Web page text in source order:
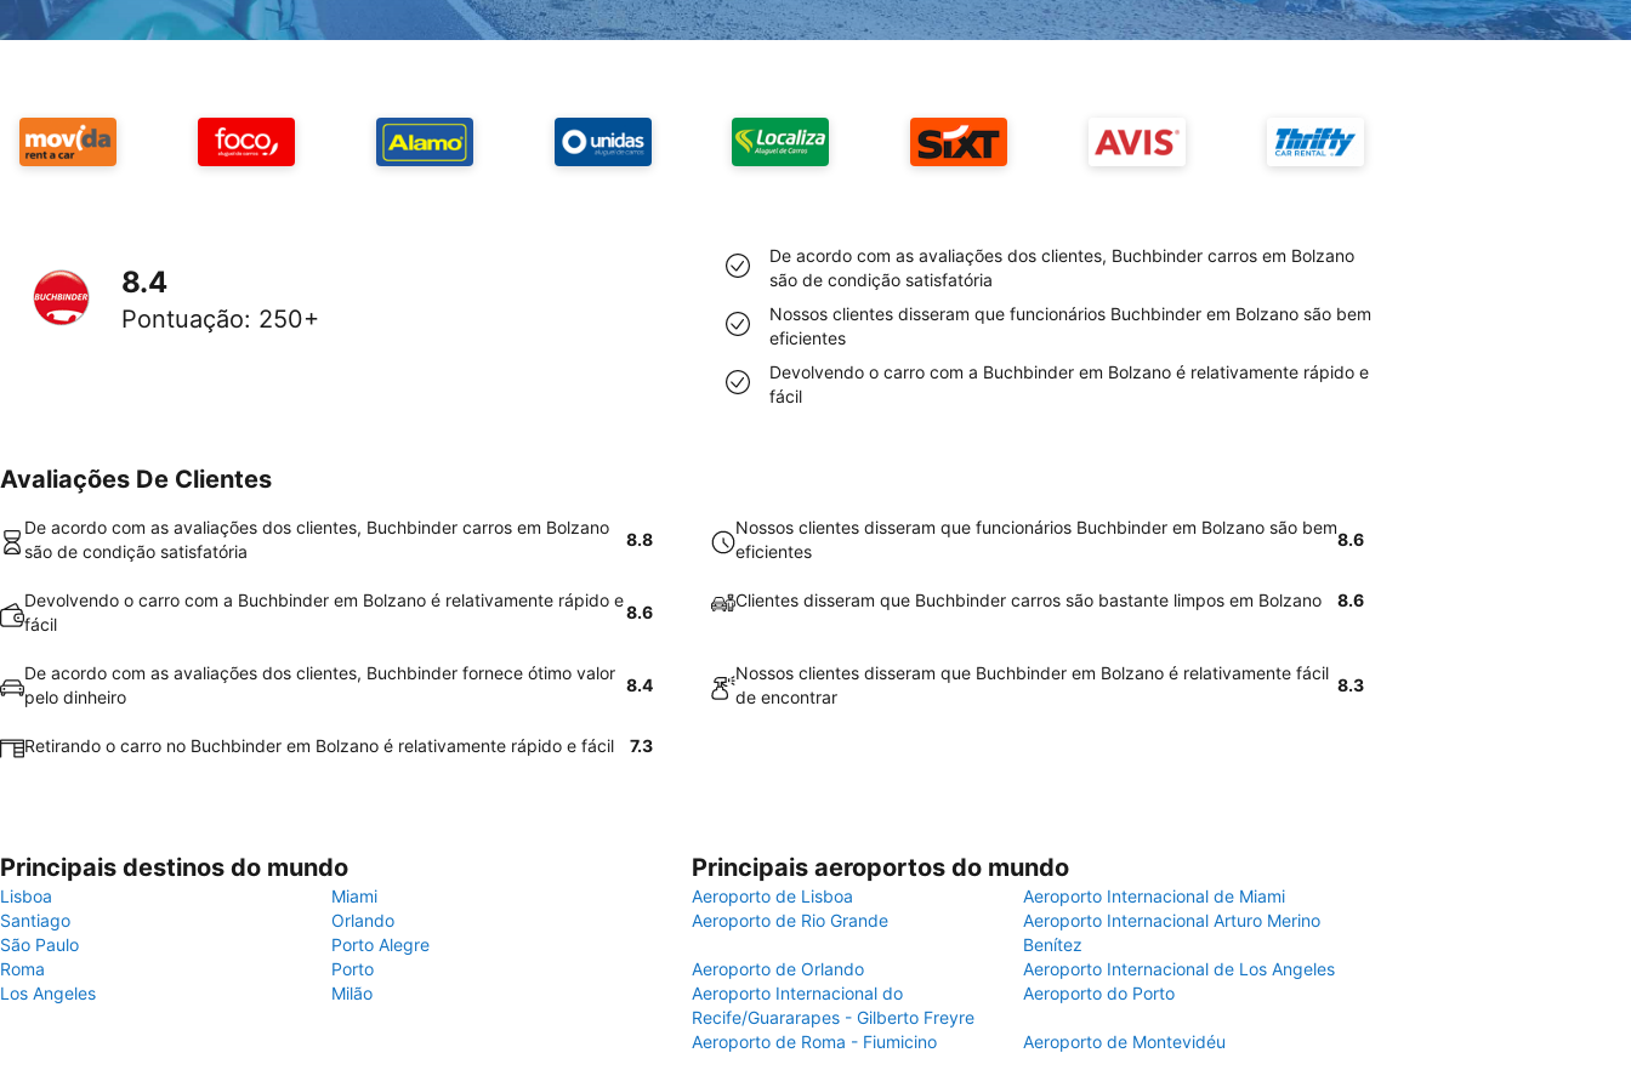
8.4
Pontuação: 250+
De acordo com as avaliações dos clientes, Buchbinder carros em Bolzano
são de condição satisfatória
Nossos clientes disseram que funcionários Buchbinder em Bolzano são bem
eficientes
Devolvendo o carro com a Buchbinder em Bolzano é relativamente rápido e
fácil
Avaliações De Clientes
De acordo com as avaliações dos clientes, Buchbinder carros em Bolzano
são de condição satisfatória
8.8
Nossos clientes disseram que funcionários Buchbinder em Bolzano são bem
eficientes
8.6
Devolvendo o carro com a Buchbinder em Bolzano é relativamente rápido e
fácil
8.6
Clientes disseram que Buchbinder carros são bastante limpos em Bolzano 8.6
De acordo com as avaliações dos clientes, Buchbinder fornece ótimo valor
pelo dinheiro
8.4
Nossos clientes disseram que Buchbinder em Bolzano é relativamente fácil
de encontrar
8.3
Retirando o carro no Buchbinder em Bolzano é relativamente rápido e fácil 7.3
Principais destinos do mundo
Lisboa
Miami
Santiago
Orlando
São Paulo
Porto Alegre
Roma
Porto
Los Angeles
Milão
Principais aeroportos do mundo
Aeroporto de Lisboa
Aeroporto Internacional de Miami
Aeroporto de Rio Grande
Aeroporto Internacional Arturo Merino
Benítez
Aeroporto de Orlando
Aeroporto Internacional de Los Angeles
Aeroporto Internacional do
Recife/Guararapes - Gilberto Freyre
Aeroporto do Porto
Aeroporto de Roma - Fiumicino Aeroporto de Montevidéu